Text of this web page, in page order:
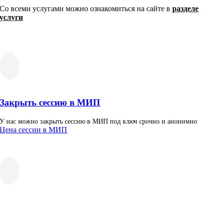
Со всеми услугами можно ознакомиться на сайте вразделе
услуги
Закрыть сессию в МИП
У нас можно закрыть сессию в МИП под ключ срочно и анонимно
Цена сессии в МИП